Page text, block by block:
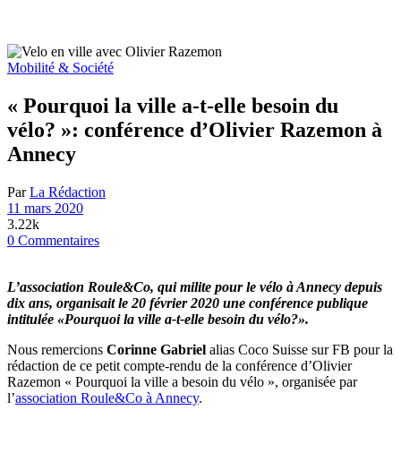
Mobilité & Société
« Pourquoi la ville a-t-elle besoin du
vélo? »: conférence d’Olivier Razemon à
Annecy
ParLa Rédaction
11 mars 2020
3.22k
0 Commentaires
L’association Roule&Co, qui milite pour le vélo à Annecy depuis
dix ans, organisait le 20 février 2020 une conférence publique
intitulée «Pourquoi la ville a-t-elle besoin du vélo?».
Nous remercions Corinne Gabriel alias Coco Suisse sur FB pour la
rédaction de ce petit compte-rendu de la conférence d’Olivier
Razemon « Pourquoi la ville a besoin du vélo », organisée par
l’association Roule&Co à Annecy.